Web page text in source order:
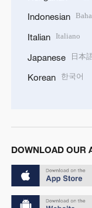
Indonesian
Italian Italiano
Japanese 日本
Korean 한국어
DOWNLOAD OUR